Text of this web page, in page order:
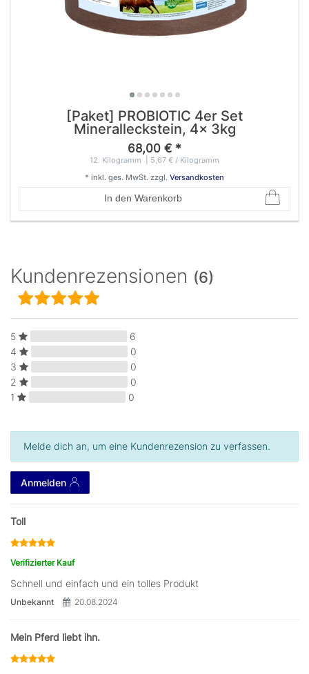
[Paket] PROBIOTIC 4er Set
Mineralleckstein, 4x 3kg
68,00 € *
12 Kilogramm | 5,67 € / Kilogramm
In den Warenkorb
* inkl. ges. MwSt. zzgl. Versandkosten
Kundenrezensionen (6)
5
6
4
0
3
0
2
0
1
0
Melde dich an, um eine Kundenrezension zu verfassen.
Anmelden
Toll
Verifizierter Kauf
Schnell und einfach und ein tolles Produkt
Unbekannt 20.08.2024
Mein Pferd liebt ihn.